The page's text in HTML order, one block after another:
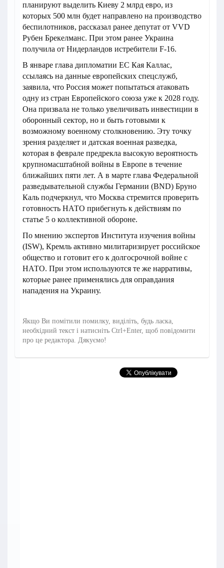
планируют выделить Киеву 2 млрд евро, из
которых 500 млн будет направлено на производство
беспилотников, рассказал ранее депутат от VVD
Рубен Брекелманс. При этом ранее Украина
получила от Нидерландов истребители F-16.
В январе глава дипломатии ЕС Кая Каллас,
ссылаясь на данные европейских спецслужб,
заявила, что Россия может попытаться атаковать
одну из стран Европейского союза уже к 2028 году.
Она призвала не только увеличивать инвестиции в
оборонный сектор, но и быть готовыми к
возможному военному столкновению. Эту точку
зрения разделяет и датская военная разведка,
которая в феврале предрекла высокую вероятность
крупномасштабной войны в Европе в течение
ближайших пяти лет. А в марте глава Федеральной
разведывательной службы Германии (BND) Бруно
Каль подчеркнул, что Москва стремится проверить
готовность НАТО прибегнуть к действиям по
статье 5 о коллективной обороне.
По мнению экспертов Института изучения войны
(ISW), Кремль активно милитаризирует российское
общество и готовит его к долгосрочной войне с
НАТО. При этом используются те же нарративы,
которые ранее применялись для оправдания
нападения на Украину.
Якщо Ви помітили помилку, виділіть, будь ласка,
необхідний текст і натисніть Ctrl+Enter, щоб повідомити
про це редактора. Дякуємо!